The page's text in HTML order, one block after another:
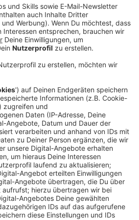
Interviews. Normalerweise habe
muss er zugeben, dass dessen
Stück weit schöner ist. "Ich
noch ein Bier trinken gehen",
darauf. Gemeinsam mit Julia
mit dem simbabwisch-
sein neues Album "This Too
das seit dem 6. Mai erhältlich
habe viele Monate in
Es sei für ihn am Ende aber "das
geworden und dabei habe er
Das gesamte Gespräch